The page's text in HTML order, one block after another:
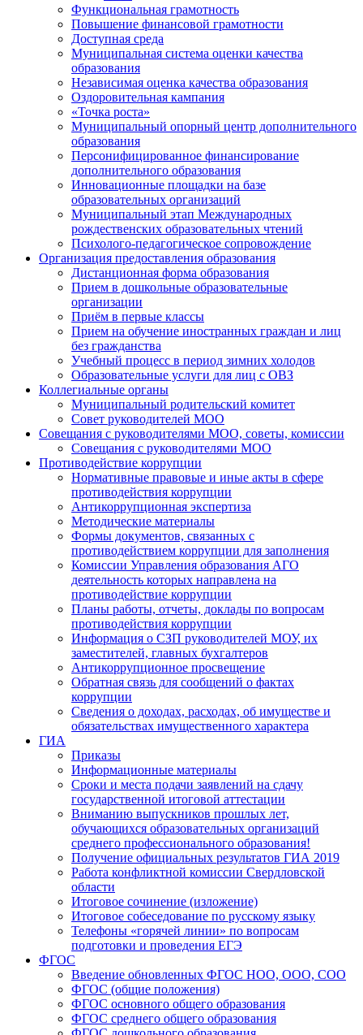
Функциональная грамотность
Повышение финансовой грамотности
Доступная среда
Муниципальная система оценки качества
образования
Независимая оценка качества образования
Оздоровительная кампания
«Точка роста»
Муниципальный опорный центр дополнительного
образования
Персонифицированное финансирование
дополнительного образования
Инновационные площадки на базе
образовательных организаций
Муниципальный этап Международных
рождественских образовательных чтений
Психолого-педагогическое сопровождение
Организация предоставления образования
Дистанционная форма образования
Прием в дошкольные образовательные
организации
Приём в первые классы
Прием на обучение иностранных граждан и лиц
без гражданства
Учебный процесс в период зимних холодов
Образовательные услуги для лиц с ОВЗ
Коллегиальные органы
Муниципальный родительский комитет
Совет руководителей МОО
Совещания с руководителями МОО, советы, комиссии
Совещания с руководителями МОО
Противодействие коррупции
Нормативные правовые и иные акты в сфере
противодействия коррупции
Антикоррупционная экспертиза
Методические материалы
Формы документов, связанных с
противодействием коррупции для заполнения
Комиссии Управления образования АГО
деятельность которых направлена на
противодействие коррупции
Планы работы, отчеты, доклады по вопросам
противодействия коррупции
Информация о СЗП руководителей МОУ, их
заместителей, главных бухгалтеров
Антикоррупционное просвещение
Обратная связь для сообщений о фактах
коррупции
Сведения о доходах, расходах, об имуществе и
обязательствах имущественного характера
ГИА
Приказы
Информационные материалы
Сроки и места подачи заявлений на сдачу
государственной итоговой аттестации
Вниманию выпускников прошлых лет,
обучающихся образовательных организаций
среднего профессионального образования!
Получение официальных результатов ГИА 2019
Работа конфликтной комиссии Свердловской
области
Итоговое сочинение (изложение)
Итоговое собеседование по русскому языку
Телефоны «горячей линии» по вопросам
подготовки и проведения ЕГЭ
ФГОС
Введение обновленных ФГОС НОО, ООО, СОО
ФГОС (общие положения)
ФГОС основного общего образования
ФГОС среднего общего образования